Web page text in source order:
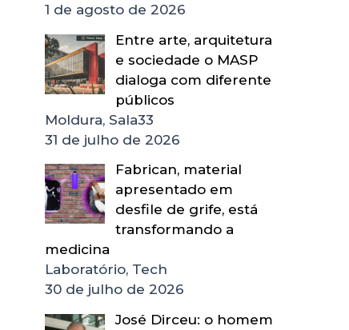
1 de agosto de 2026
Entre arte, arquitetura
e sociedade o MASP
dialoga com diferente
públicos
Moldura, Sala33
31 de julho de 2026
Fabrican, material
apresentado em
desfile de grife, está
transformando a
medicina
Laboratório, Tech
30 de julho de 2026
José Dirceu: o homem